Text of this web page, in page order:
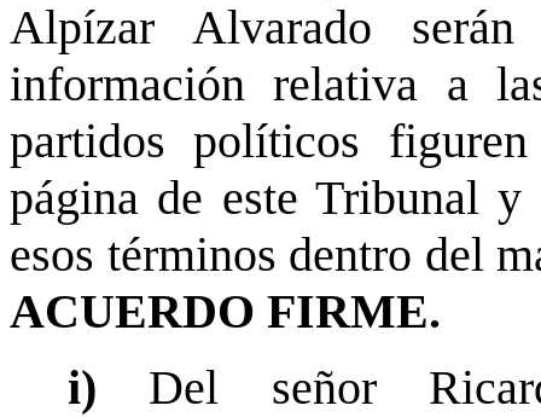
Alpízar Alvarado
información relativa a
partidos políticos
página de este Tribunal y
esos términos dentro del
ACUERDO FIRME.
i) Del señor